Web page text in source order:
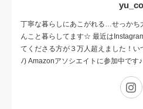
yu_co
丁寧な暮らしにあこがれる…せっかち
んこと暮らしてます☆ 最近は
てくださる方が３万人超えました！
ﾉ) Amazonアソシエイトに参加中です♪